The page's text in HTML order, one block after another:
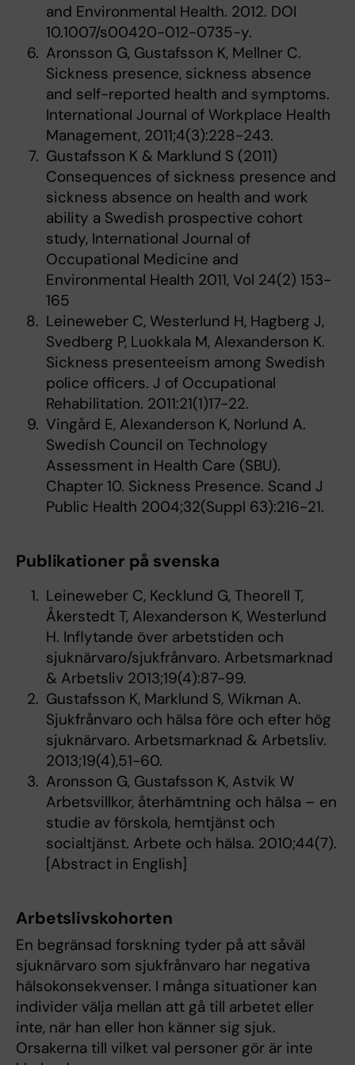
and Environmental Health. 2012. DOI
10.1007/s00420-012-0735-y.
Aronsson G, Gustafsson K, Mellner C.
Sickness presence, sickness absence
and self-reported health and symptoms.
International Journal of Workplace Health
Management, 2011;4(3):228-243.
Gustafsson K & Marklund S (2011)
Consequences of sickness presence and
sickness absence on health and work
ability a Swedish prospective cohort
study, International Journal of
Occupational Medicine and
Environmental Health 2011, Vol 24(2) 153-
165
Leineweber C, Westerlund H, Hagberg J,
Svedberg P, Luokkala M, Alexanderson K.
Sickness presenteeism among Swedish
police officers. J of Occupational
Rehabilitation. 2011:21(1)17-22.
Vingård E, Alexanderson K, Norlund A.
Swedish Council on Technology
Assessment in Health Care (SBU).
Chapter 10. Sickness Presence. Scand J
Public Health 2004;32(Suppl 63):216-21.
Publikationer på svenska
Leineweber C, Kecklund G, Theorell T,
Åkerstedt T, Alexanderson K, Westerlund
H. Inflytande över arbetstiden och
sjuknärvaro/sjukfrånvaro. Arbetsmarknad
& Arbetsliv 2013;19(4):87-99.
Gustafsson K, Marklund S, Wikman A.
Sjukfrånvaro och hälsa före och efter hög
sjuknärvaro. Arbetsmarknad & Arbetsliv.
2013;19(4),51-60.
Aronsson G, Gustafsson K, Astvik W
Arbetsvillkor, återhämtning och hälsa – en
studie av förskola, hemtjänst och
socialtjänst. Arbete och hälsa. 2010;44(7).
[Abstract in English]
Arbetslivskohorten
En begränsad forskning tyder på att såväl
sjuknärvaro som sjukfrånvaro har negativa
hälsokonsekvenser. I många situationer kan
individer välja mellan att gå till arbetet eller
inte, när han eller hon känner sig sjuk.
Orsakerna till vilket val personer gör är inte